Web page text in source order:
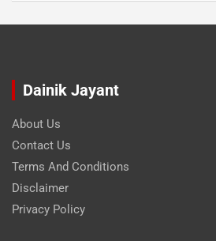
Dainik Jayant
About Us
Contact Us
Terms And Conditions
Disclaimer
Privacy Policy